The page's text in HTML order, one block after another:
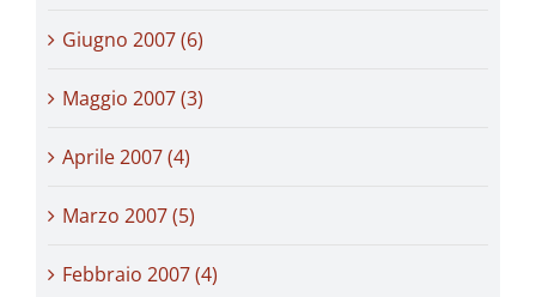
Giugno 2007 (6)
Maggio 2007 (3)
Aprile 2007 (4)
Marzo 2007 (5)
Febbraio 2007 (4)